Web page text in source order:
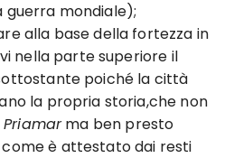
guerra mondiale);
alla base della fortezza in
nella parte superiore il
poiché la città
la propria storia,che non
Priamarma ben presto
è attestato dai resti